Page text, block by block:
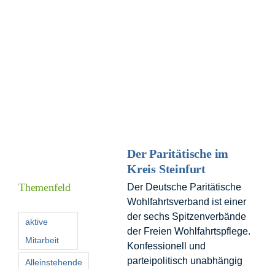
Der Paritätische im
Kreis Steinfurt
Der Deutsche Paritätische
Wohlfahrtsverband ist einer
der sechs Spitzenverbände
der Freien Wohlfahrtspflege.
Konfessionell und
parteipolitisch unabhängig
Themenfeld
aktive
Mitarbeit
Alleinstehende